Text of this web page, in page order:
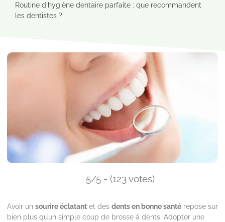
Routine d’hygiène dentaire parfaite : que recommandent
les dentistes ?
5/5 - (123 votes)
Avoir un sourire éclatant et des dents en bonne santé repose sur
bien plus qu’un simple coup de brosse à dents. Adopter une